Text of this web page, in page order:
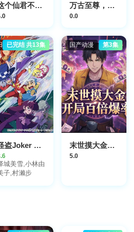
这个仙君不想谈恋爱 万古至尊，李云霄传
0.0
本动漫
已完结 共13集
怪盗Joker 第四季
城美雪,小林由
子,村濑步
国产动漫 第3集
末世摸大金开局百倍爆率
5.0